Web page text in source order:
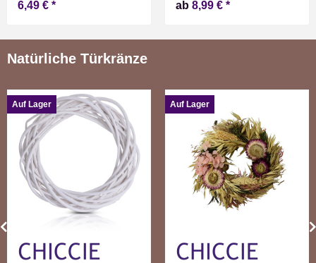
6,49 € *
Technik Timer Batterie
ab 8,99 € *
Natürliche Türkränze
Auf Lager Auf Lager